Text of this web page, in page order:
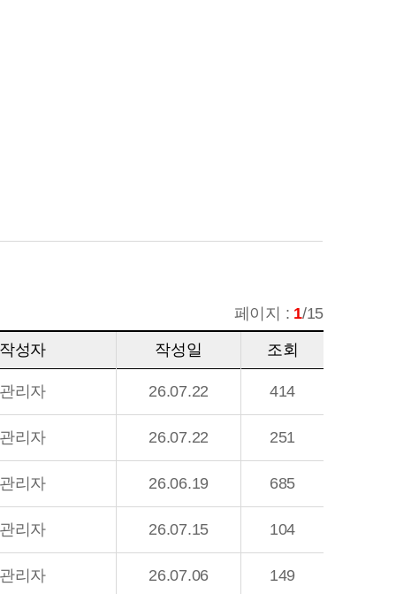
페이지 : 1/15
성자 작성일 조회
리자 26.07.22 414
리자 26.07.22 251
리자 26.06.19 685
리자 26.07.15 104
리자 26.07.06 149